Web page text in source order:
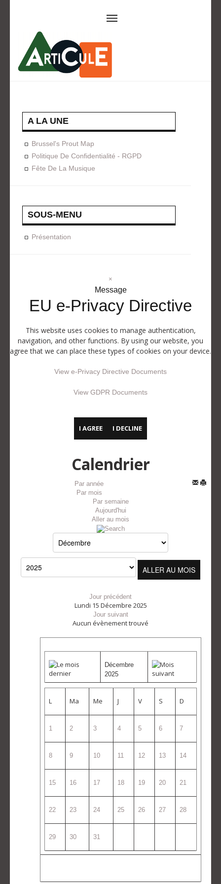
ARTICULE ASBL
Présentation
Concerts
Expositions
Design For Everyone
Publications
FORMATION
Programmées
A La Demande
A LA UNE
Brussel's Prout Map
Politique De Confidentialité - RGPD
Fête De La Musique
SOUS-MENU
Présentation
×
Message
EU e-Privacy Directive
This website uses cookies to manage authentication,
navigation, and other functions. By using our website, you
agree that we can place these types of cookies on your device.
View e-Privacy Directive Documents
View GDPR Documents
I AGREE I DECLINE
Calendrier
Par année
Par mois
Par semaine
Aujourd'hui
Aller au mois
ALLER AU MOIS
Jour précédent
Lundi 15 Décembre 2025
Jour suivant
Aucun évènement trouvé
Décembre
2025
L Ma Me J V S D
1 2 3 4 5 6 7
8 9 10 11 12 13 14
15 16 17 18 19 20 21
22 23 24 25 26 27 28
29 30 31